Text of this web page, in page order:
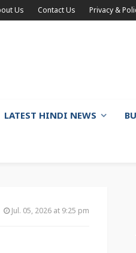
Us Contact Us Privacy &
LATEST HINDI NEWS
Jul. 05, 2026 at 9:25 pm